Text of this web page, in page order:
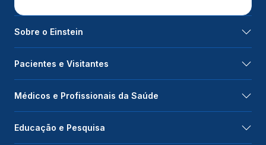
Sobre o Einstein
Pacientes e Visitantes
Médicos e Profissionais da Saúde
Educação e Pesquisa